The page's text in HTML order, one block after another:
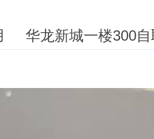
华龙新城一楼300